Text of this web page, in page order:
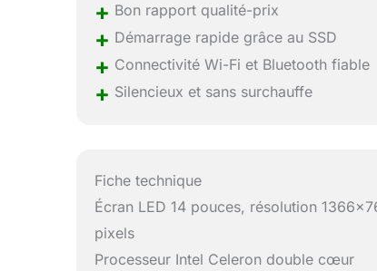
+ Bon rapport qualité-prix
+ Démarrage rapide grâce au SSD
+ Connectivité Wi-Fi et Bluetooth fiable
+ Silencieux et sans surchauffe
Fiche technique
Écran LED 14 pouces, résolution
pixels
Processeur Intel Celeron double cœur